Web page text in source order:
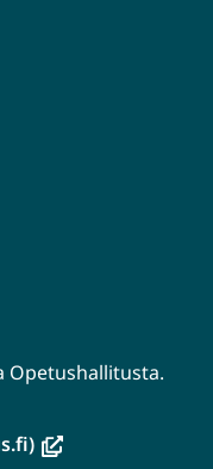
Opetushallitusta.
(avautuu